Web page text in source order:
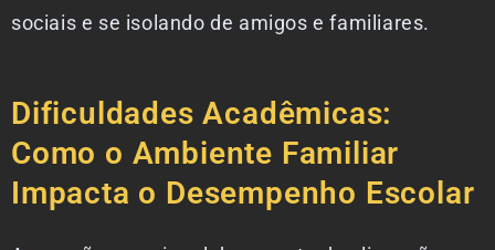
sociais e se isolando de amigos e familiares.
Dificuldades Acadêmicas:
Como o Ambiente Familiar
Impacta o Desempenho Escolar